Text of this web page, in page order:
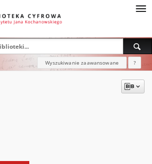
Wyszukiwanie zaawansowane ?